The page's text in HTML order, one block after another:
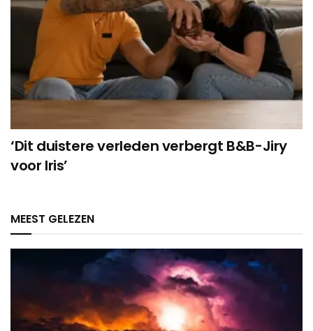
‘Dit duistere verleden verbergt B&B-Jiry
voor Iris’
MEEST GELEZEN